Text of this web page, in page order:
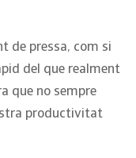
de pressa, com si
del que realment
que no sempre
productivitat